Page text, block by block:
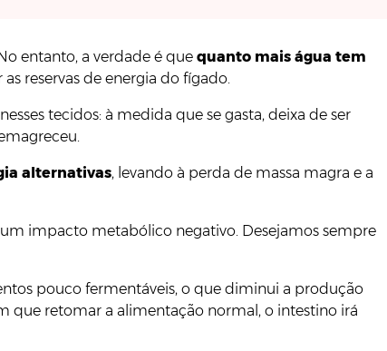
entanto, a verdade é que quanto mais água tem
reservas de energia do fígado.
tecidos: à medida que se gasta, deixa de ser
alternativas, levando à perda de massa magra e a
impacto metabólico negativo. Desejamos sempre
pouco fermentáveis, o que diminui a produção
que retomar a alimentação normal, o intestino irá